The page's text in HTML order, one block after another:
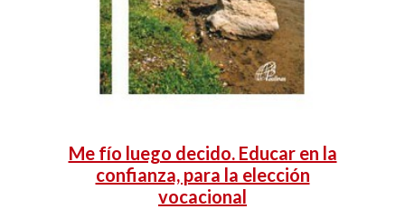
Me fío luego decido. Educar en la
confianza, para la elección
vocacional